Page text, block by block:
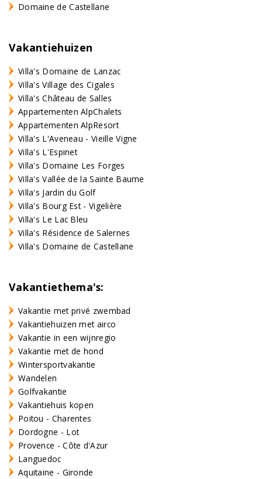
Domaine de Castellane
Vakantiehuizen
Villa's Domaine de Lanzac
Villa's Village des Cigales
Villa's Château de Salles
Appartementen AlpChalets
Appartementen AlpResort
Villa's L'Aveneau - Vieille Vigne
Villa's L'Espinet
Villa's Domaine Les Forges
Villa's Vallée de la Sainte Baume
Villa's Jardin du Golf
Villa's Bourg Est - Vigelière
Villa's Le Lac Bleu
Villa's Résidence de Salernes
Villa's Domaine de Castellane
Vakantiethema's:
Vakantie met privé zwembad
Vakantiehuizen met airco
Vakantie in een wijnregio
Vakantie met de hond
Wintersportvakantie
Wandelen
Golfvakantie
Vakantiehuis kopen
Poitou - Charentes
Dordogne - Lot
Provence - Côte d'Azur
Languedoc
Aquitaine - Gironde